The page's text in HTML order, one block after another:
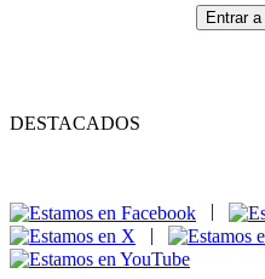
Entrar
DESTACADOS
|